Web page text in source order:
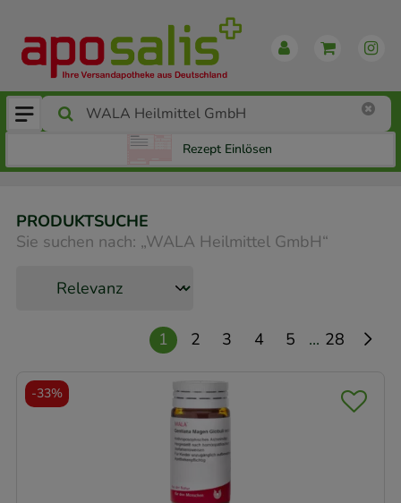
Rezept Einlösen
PRODUKTSUCHE
Sie suchen nach: „WALA Heilmittel GmbH“
1 2 3 4 5 ... 28
-33%